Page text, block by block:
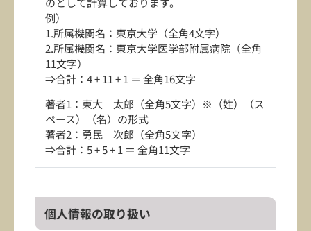
例）
1.所属機関名：東京大学（全角4文字）
2.所属機関名：東京大学医学部附属病院（全角
11文字）
⇒合計：4 + 11 + 1 ＝ 全角16文字
著者1：東大 太郎（全角5文字）※（姓）（ス
ペース）（名）の形式
著者2：勇民 次郎（全角5文字）
⇒合計：5 + 5 + 1 ＝ 全角11文字
個人情報の取り扱い